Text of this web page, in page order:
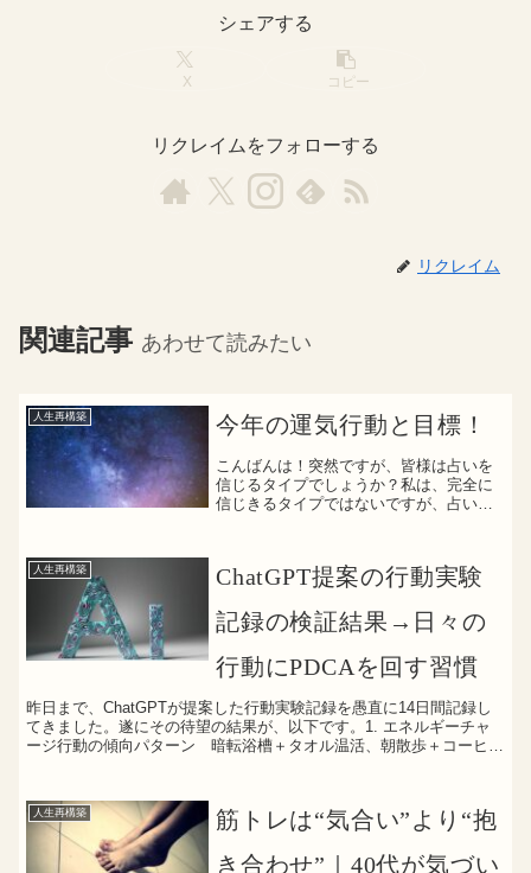
シェアする
X コピー
リクレイムをフォローする
リクレイム
関連記事 あわせて読みたい
人生再構築 今年の運気行動と目標！
こんばんは！突然ですが、皆様は占いを
信じるタイプでしょうか？私は、完全に
信じきるタイプではないですが、占いで
によると、６つのタイプが...
人生再構築
ChatGPT提案の行動実験
記録の検証結果→日々の
行動にPDCAを回す習慣
昨日まで、ChatGPTが提案した行動実験記録を愚直に14日間記録し
てきました。遂にその待望の結果が、以下です。1. エネルギーチャ
ージ行動の傾向パターン 暗転浴槽＋タオル温活、朝散歩＋コーヒ
人生再構築
筋トレは“気合い”より“抱
き合わせ”｜40代が気づい